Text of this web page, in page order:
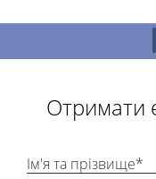
Отримати